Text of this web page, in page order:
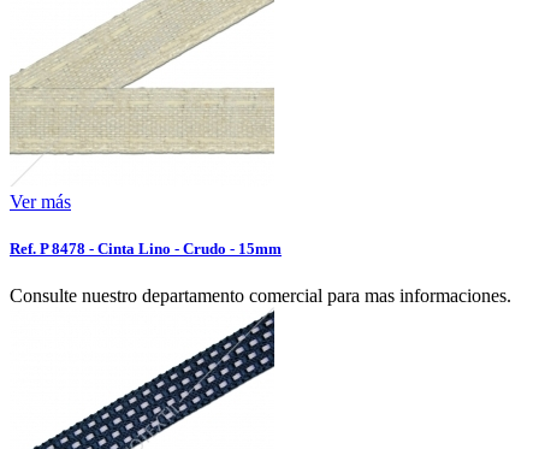
Ver más
Ref. P 8478 - Cinta Lino - Crudo - 15mm
Consulte nuestro departamento comercial para mas informaciones.